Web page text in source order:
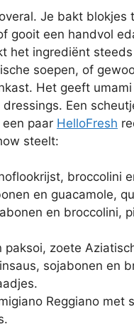
Je bakt blokjes
gooit een handvol
het ingrediënt
soepen, of
Het geeft
Een
paar HelloFresh
steelt:
broccolini
en guacamole,
en broccolini,
zoete
sojabonen en
Reggiano met